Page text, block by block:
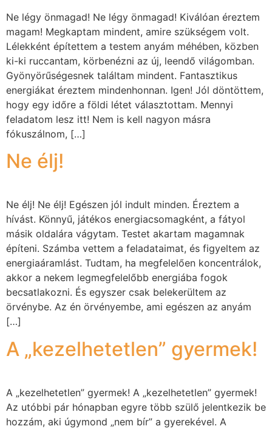
Ne légy önmagad! Ne légy önmagad! Kiválóan éreztem
magam! Megkaptam mindent, amire szükségem volt.
Lélekként építettem a testem anyám méhében, közben
ki-ki ruccantam, körbenézni az új, leendő világomban.
Gyönyörűségesnek találtam mindent. Fantasztikus
energiákat éreztem mindenhonnan. Igen! Jól döntöttem,
hogy egy időre a földi létet választottam. Mennyi
feladatom lesz itt! Nem is kell nagyon másra
fókuszálnom, […]
Ne élj!
Ne élj! Ne élj! Egészen jól indult minden. Éreztem a
hívást. Könnyű, játékos energiacsomagként, a fátyol
másik oldalára vágytam. Testet akartam magamnak
építeni. Számba vettem a feladataimat, és figyeltem az
energiaáramlást. Tudtam, ha megfelelően koncentrálok,
akkor a nekem legmegfelelőbb energiába fogok
becsatlakozni. És egyszer csak belekerültem az
örvénybe. Az én örvényembe, ami egészen az anyám
[…]
A „kezelhetetlen” gyermek!
A „kezelhetetlen” gyermek! A „kezelhetetlen” gyermek!
Az utóbbi pár hónapban egyre több szülő jelentkezik be
hozzám, aki úgymond „nem bír” a gyerekével. A